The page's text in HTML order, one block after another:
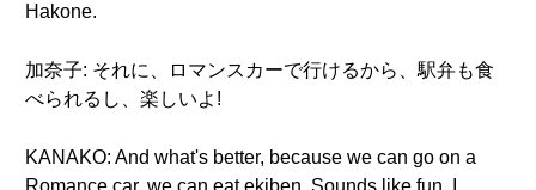
Hakone.
加奈子: それに、ロマンスカーで行けるから、駅弁も食
べられるし、楽しいよ!
KANAKO: And what's better, because we can go on a
Romance car, we can eat ekiben. Sounds like fun. I